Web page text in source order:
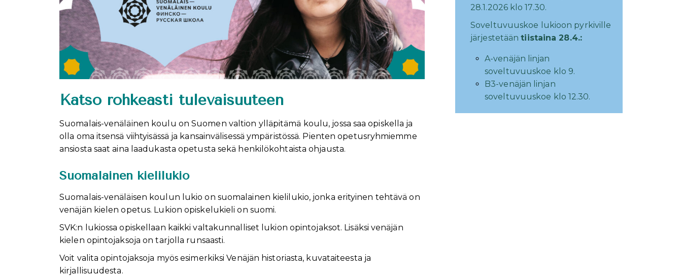
Katso rohkeasti tulevaisuuteen
Suomalais-venäläinen koulu on Suomen valtion ylläpitämä koulu, jossa saa opiskella ja
olla oma itsensä viihtyisässä ja kansainvälisessä ympäristössä. Pienten opetusryhmiemme
ansiosta saat aina laadukasta opetusta sekä henkilökohtaista ohjausta.
Suomalainen kielilukio
Suomalais-venäläisen koulun lukio on suomalainen kielilukio, jonka erityinen tehtävä on
venäjän kielen opetus. Lukion opiskelukieli on suomi.
SVK:n lukiossa opiskellaan kaikki valtakunnalliset lukion opintojaksot. Lisäksi venäjän
kielen opintojaksoja on tarjolla runsaasti.
Voit valita opintojaksoja myös esimerkiksi Venäjän historiasta, kuvataiteesta ja
kirjallisuudesta.
28.1.2026 klo 17.30.
Soveltuvuuskoe lukioon pyrkiville
järjestetääntiistaina 28.4.:
A-venäjän linjan
soveltuvuuskoe klo 9.
B3-venäjän linjan
soveltuvuuskoe klo 12.30.